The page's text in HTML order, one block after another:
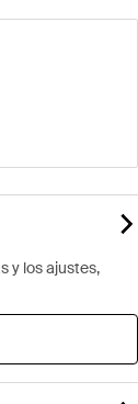
y los ajustes,